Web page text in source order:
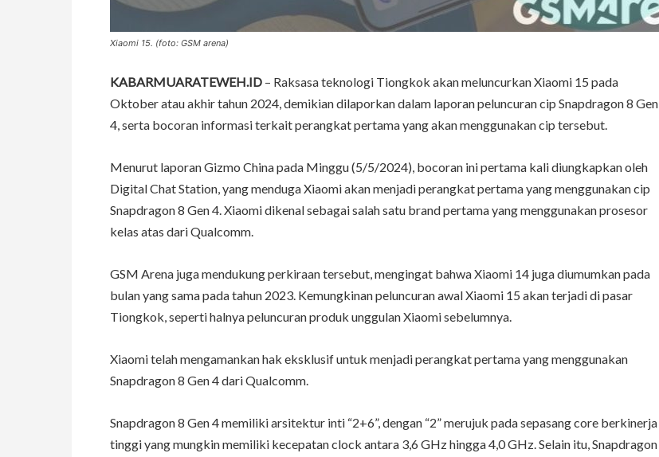
Xiaomi 15. (foto: GSM arena)
KABARMUARATEWEH.ID – Raksasa teknologi Tiongkok akan meluncurkan Xiaomi 15 pada
Oktober atau akhir tahun 2024, demikian dilaporkan dalam laporan peluncuran cip Snapdragon 8 Gen
4, serta bocoran informasi terkait perangkat pertama yang akan menggunakan cip tersebut.
Menurut laporan Gizmo China pada Minggu (5/5/2024), bocoran ini pertama kali diungkapkan oleh
Digital Chat Station, yang menduga Xiaomi akan menjadi perangkat pertama yang menggunakan cip
Snapdragon 8 Gen 4. Xiaomi dikenal sebagai salah satu brand pertama yang menggunakan prosesor
kelas atas dari Qualcomm.
GSM Arena juga mendukung perkiraan tersebut, mengingat bahwa Xiaomi 14 juga diumumkan pada
bulan yang sama pada tahun 2023. Kemungkinan peluncuran awal Xiaomi 15 akan terjadi di pasar
Tiongkok, seperti halnya peluncuran produk unggulan Xiaomi sebelumnya.
Xiaomi telah mengamankan hak eksklusif untuk menjadi perangkat pertama yang menggunakan
Snapdragon 8 Gen 4 dari Qualcomm.
Snapdragon 8 Gen 4 memiliki arsitektur inti “2+6”, dengan “2” merujuk pada sepasang core berkinerja
tinggi yang mungkin memiliki kecepatan clock antara 3,6 GHz hingga 4,0 GHz. Selain itu, Snapdragon